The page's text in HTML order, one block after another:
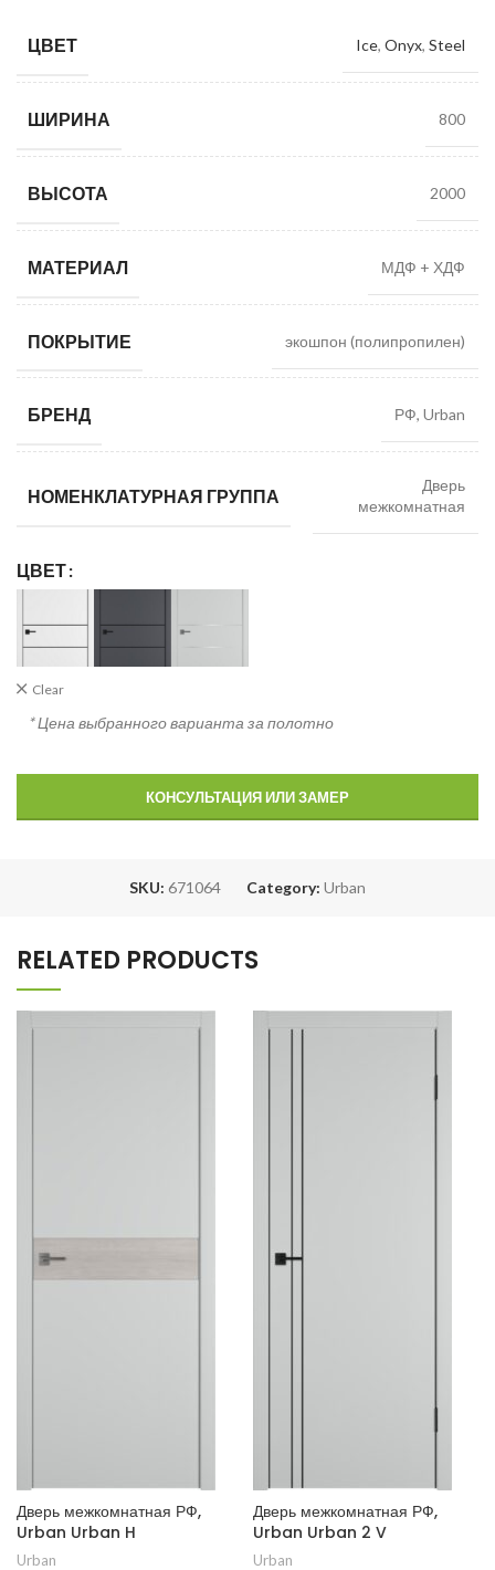
ЦВЕТ Ice, Onyx, Steel
ШИРИНА 800
ВЫСОТА 2000
МАТЕРИАЛ МДФ + ХДФ
ПОКРЫТИЕ экошпон (полипропилен)
БРЕНД РФ, Urban
НОМЕНКЛАТУРНАЯ ГРУППА
Дверь
межкомнатная
ЦВЕТ
Clear
* Цена выбранного варианта за полотно
КОНСУЛЬТАЦИЯ ИЛИ ЗАМЕР
SKU: 671064 Category: Urban
RELATED PRODUCTS
Дверь межкомнатная РФ,
Urban Urban H
Urban
Дверь межкомнатная РФ,
Urban Urban 2 V
Urban